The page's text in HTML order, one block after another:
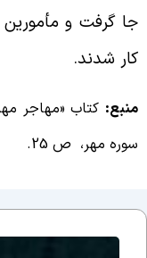
گرفت و مأمورین
شدند.
کتاب «مهاجر
مهر، ص 25.